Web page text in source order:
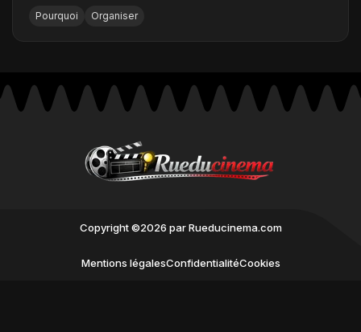
Pourquoi Organiser
Copyright ©2026 par Rueducinema.com
Mentions légalesConfidentialitéCookies